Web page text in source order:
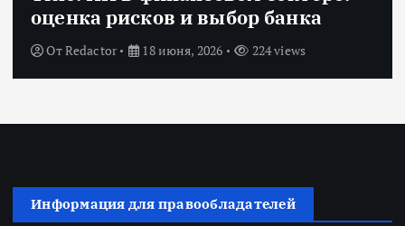
оценка рисков и выбор банка
ОтRedactor 18 июня, 2026 224 views
Информация для правообладателей